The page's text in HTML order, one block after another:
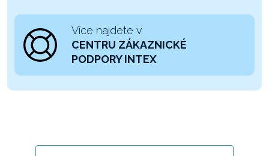
Více najdete v
CENTRU ZÁKAZNICKÉ
PODPORY INTEX